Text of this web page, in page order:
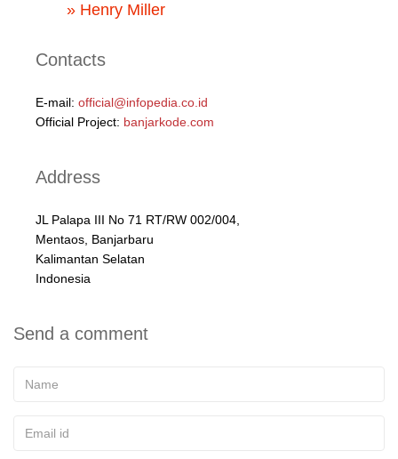
» Henry Miller
Contacts
E-mail: official@infopedia.co.id
Official Project: banjarkode.com
Address
JL Palapa III No 71 RT/RW 002/004,
Mentaos, Banjarbaru
Kalimantan Selatan
Indonesia
Send a comment